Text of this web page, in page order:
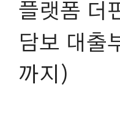
플랫폼 더
담보 대출
까지)